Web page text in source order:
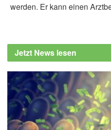
alles krank:
Verlagshaus der
Irmtraut Koop:
Alles für Klinik
Auflage, 2013
John Henry
werden. Er kann einen
Jetzt News lesen